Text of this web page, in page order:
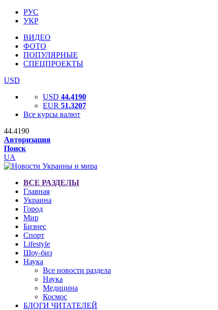
РУС
УКР
ВИДЕО
ФОТО
ПОПУЛЯРНЫЕ
СПЕЦПРОЕКТЫ
USD
USD 44.4190
EUR 51.3207
Все курсы валют
44.4190
Авторизация
Поиск
UA
ВСЕ РАЗДЕЛЫ
Главная
Украина
Город
Мир
Бизнес
Спорт
Lifestyle
Шоу-биз
Наука
Все новости раздела
Наука
Медицина
Космос
БЛОГИ ЧИТАТЕЛЕЙ